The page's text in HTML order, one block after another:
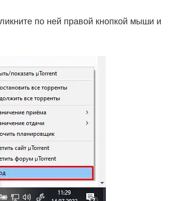
по ней правой кнопкой мыши и